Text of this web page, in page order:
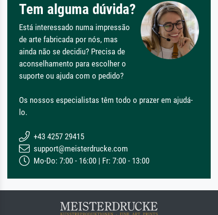
Tem alguma dúvida?
Está interessado numa impressão
de arte fabricada por nós, mas
ainda não se decidiu? Precisa de
aconselhamento para escolher o
suporte ou ajuda com o pedido?
Os nossos especialistas têm todo o prazer em ajudá-
lo.
+43 4257 29415
support@meisterdrucke.com
Mo-Do: 7:00 - 16:00 | Fr: 7:00 - 13:00